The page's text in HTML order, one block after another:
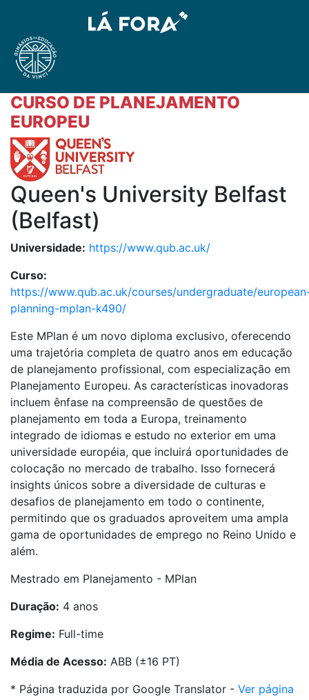
CURSO DE PLANEJAMENTO
EUROPEU
Queen's University Belfast
(Belfast)
Universidade: https://www.qub.ac.uk/
Curso:
https://www.qub.ac.uk/courses/undergraduate/
planning-mplan-k490/
Este MPlan é um novo diploma exclusivo, oferecendo
uma trajetória completa de quatro anos em educação
de planejamento profissional, com especialização em
Planejamento Europeu. As características inovadoras
incluem ênfase na compreensão de questões de
planejamento em toda a Europa, treinamento
integrado de idiomas e estudo no exterior em uma
universidade européia, que incluirá oportunidades de
colocação no mercado de trabalho. Isso fornecerá
insights únicos sobre a diversidade de culturas e
desafios de planejamento em todo o continente,
permitindo que os graduados aproveitem uma ampla
gama de oportunidades de emprego no Reino Unido e
além.
Mestrado em Planejamento - MPlan
Duração: 4 anos
Regime: Full-time
Média de Acesso: ABB (±16 PT)
* Página traduzida por Google Translator - Ver página